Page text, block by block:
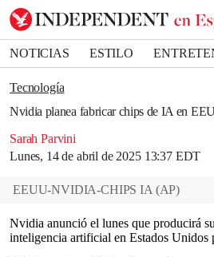
NOTICIAS ESTILO
DEPORTES
Tecnología
Nvidia planea fabricar chips de IA en
Sarah Parvini
Lunes, 14 de abril de 2025 13:37 EDT
Bookmark popover
Removed from bookmarks
Close popover
EEUU-NVIDIA-CHIPS IA (AP)
Nvidia anunció el lunes que producirá
inteligencia artificial en Estados Unidos